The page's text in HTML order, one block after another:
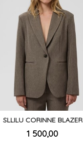
SLLILU CORINNE BLAZER
Pris
1 500,00mva.